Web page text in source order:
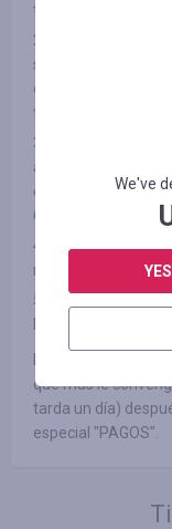
tienda.
2. No haya
sitio a través de
códigos
tienda.
3. El elemento que
algunas tiendas,
categorías, consulte
CONDICIONES")
4. No haya
motivo después del
5. No haya utilizado
bloquear
que más le
tarda un día)
especial "PAGOS".
We've